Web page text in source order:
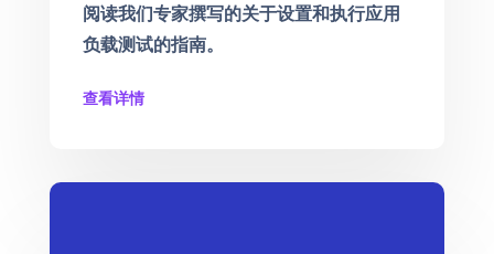
阅读我们专家撰写的关于设置和执行应用
负载测试的指南。
查看详情